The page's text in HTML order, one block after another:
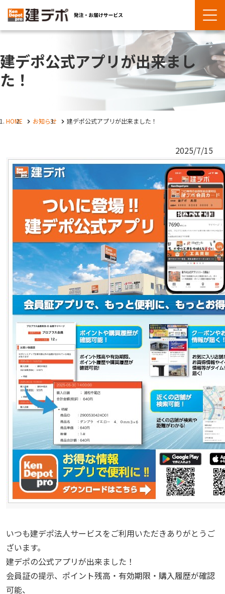
建デポ公式アプリが出来まし
た！
HOME お知らせ 建デポ公式アプリが出来ました！
2025/7/15
いつも建デポ法人サービスをご利用いただきありがとうご
ざいます。
建デポの公式アプリが出来ました！
会員証の提示、ポイント残高・有効期限・購入履歴が確認
可能、